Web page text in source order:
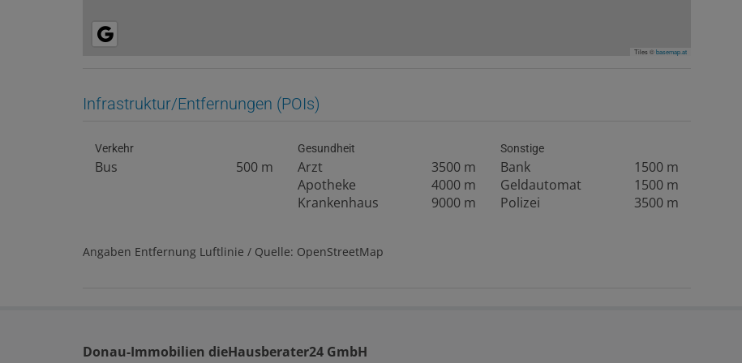
Tiles ©basemap.at
Infrastruktur/Entfernungen (POIs)
Verkehr
Bus 500 m
Gesundheit
Arzt
3500 m
Apotheke
4000 m
Krankenhaus
9000 m
Sonstige
Bank
1500 m
Geldautomat
1500 m
Polizei
3500 m
Angaben Entfernung Luftlinie / Quelle: OpenStreetMap
Donau-Immobilien dieHausberater24 GmbH